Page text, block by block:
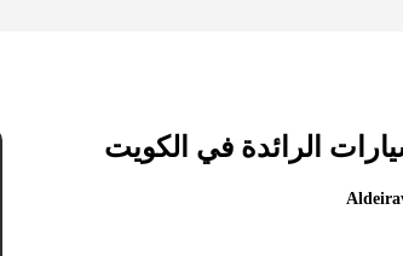
الرائدة في الكويت